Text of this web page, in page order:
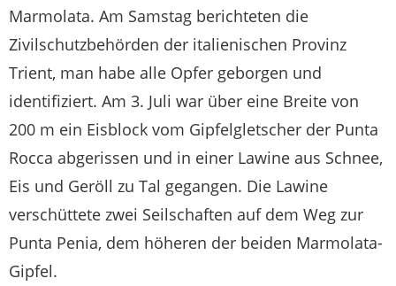
Marmolata. Am Samstag berichteten die
Zivilschutzbehörden der italienischen Provinz
Trient, man habe alle Opfer geborgen und
identifiziert. Am 3. Juli war über eine Breite von
200 m ein Eisblock vom Gipfelgletscher der Punta
Rocca abgerissen und in einer Lawine aus Schnee,
Eis und Geröll zu Tal gegangen. Die Lawine
verschüttete zwei Seilschaften auf dem Weg zur
Punta Penia, dem höheren der beiden Marmolata-
Gipfel.